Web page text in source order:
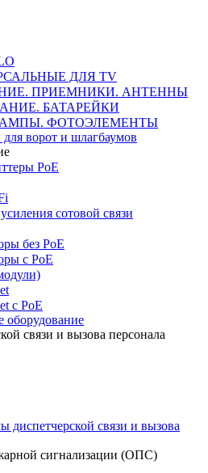
ДЛЯ TV
ПРИЕМНИКИ. АНТЕННЫ
БАТАРЕЙКИ
ФОТОЭЛЕМЕНТЫ
ворот и шлагбаумов
РоЕ
сотовой связи
без РоЕ
с РоЕ
с PoE
оборудование
связи и вызова персонала
диспетчерской связи и вызова
сигнализации (ОПС)